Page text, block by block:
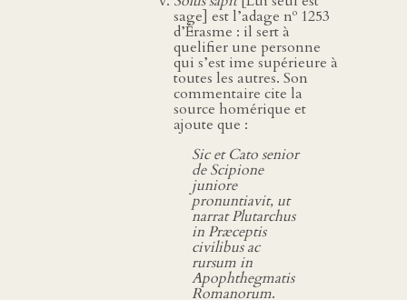
sage] est l’adage no 1253
d’Érasme : il sert à
quelifier une personne
qui s’est ime supérieure à
toutes les autres. Son
commentaire cite la
source homérique et
ajoute que :
Sic et Cato senior
de Scipione
juniore
pronuntiavit, ut
narrat Plutarchus
in Præceptis
civilibus ac
rursum in
Apophthegmatis
Romanorum.